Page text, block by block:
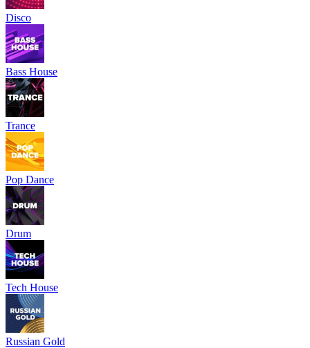
Disco
Bass House
Trance
Pop Dance
Drum
Tech House
Russian Gold